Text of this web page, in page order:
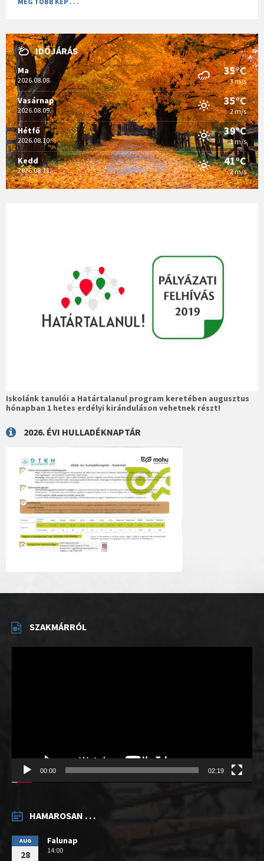
IDŐJÁRÁS
Ma
2026.08.08.
35°C
3 m/s
Vasárnap
2026.08.09.
35°C
2 m/s
Hétfő
2026.08.10.
39°C
1 m/s
Kedd
2026.08.11.
41°C
2 m/s
Iskolánk tanulói a Határtalanul program keretében augusztus
hónapban 1 hetes erdélyi kiránduláson vehetnek részt!
2026. ÉVI HULLADÉKNAPTÁR
SZAKMÁRRÓL
00:00 02:19
HAMAROSAN . . .
AUG
28
Falunap
14:00